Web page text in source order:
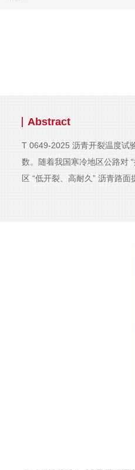
Abstract
T 0649-2025 沥青开裂温度试
数。随着我国寒冷地区公路对
区 “低开裂、高耐久” 沥青路面